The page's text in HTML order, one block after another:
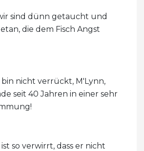
sind dünn getaucht und
die dem Fisch Angst
bin nicht verrückt, M'Lynn,
seit 40 Jahren in einer sehr
ist so verwirrt, dass er nicht